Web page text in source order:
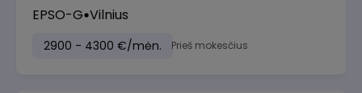
EPSO-G Vilnius
2900 - 4300 €/mėn. Prieš mokesčius